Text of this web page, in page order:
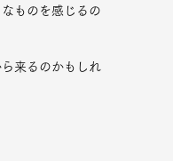
ものを感じるの
来るのかもしれ